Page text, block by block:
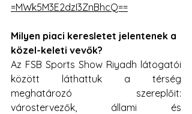
=MWk5M3E2dzI3ZnBhcQ==
Milyen piaci keresletet jelentenek a
közel-keleti vevők?
Az FSB Sports Show Riyadh látogatói
között láthattuk a térség
meghatározó szereplőit:
várostervezők, állami és